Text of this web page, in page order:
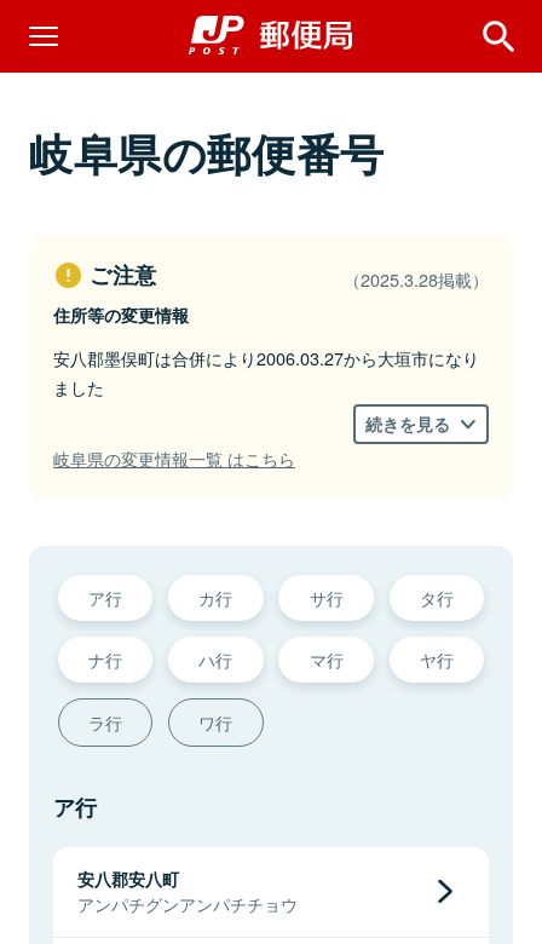
岐阜県の郵便番号
ご注意 （2025.3.28掲載）
住所等の変更情報
安八郡墨俣町は合併により2006.03.27から大垣市になり
ました
続きを見る
岐阜県の変更情報一覧 はこちら
ア行 カ行 サ行 タ行
ナ行 ハ行 マ行 ヤ行
ラ行 ワ行
ア行
安八郡安八町
アンパチグンアンパチチョウ